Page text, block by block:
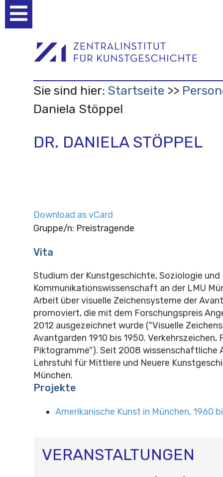
Werkzeuge
Sie sind hier: Startseite
Daniela Stöppel
DR. DANIELA STÖPPEL
Download as vCard
Gruppe/n: Preistragende
Vita
Studium der Kunstgeschichte, Soziologie und
Kommunikationswissenschaft an der LMU
Arbeit über visuelle Zeichensysteme der
promoviert, die mit dem Forschungspreis
2012 ausgezeichnet wurde ("Visuelle
Avantgarden 1910 bis 1950. Verkehrszeichen,
Piktogramme"). Seit 2008 wissenschaftliche
Lehrstuhl für Mittlere und Neuere
München.
Projekte
Amerikanische Kunst in München, 1960
VERANSTALTUNGEN